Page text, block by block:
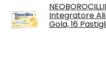
Integratore
Gola, 16